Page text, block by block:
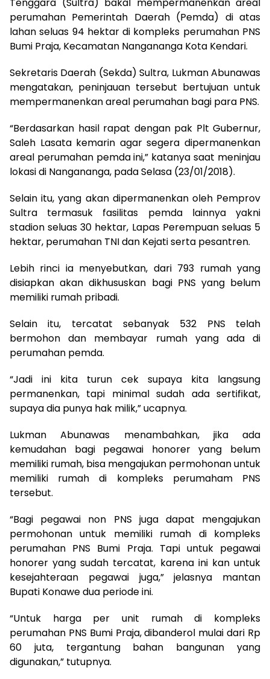
perumahan Pemerintah Daerah (Pemda) di atas
lahan seluas 94 hektar di kompleks perumahan PNS
Bumi Praja, Kecamatan Nangananga Kota Kendari.
Sekretaris Daerah (Sekda) Sultra, Lukman Abunawas
mengatakan, peninjauan tersebut bertujuan untuk
mempermanenkan areal perumahan bagi para PNS.
“Berdasarkan hasil rapat dengan pak Plt Gubernur,
Saleh Lasata kemarin agar segera dipermanenkan
areal perumahan pemda ini,” katanya saat meninjau
lokasi di Nangananga, pada Selasa (23/01/2018).
Selain itu, yang akan dipermanenkan oleh Pemprov
Sultra termasuk fasilitas pemda lainnya yakni
stadion seluas 30 hektar, Lapas Perempuan seluas 5
hektar, perumahan TNI dan Kejati serta pesantren.
Lebih rinci ia menyebutkan, dari 793 rumah yang
disiapkan akan dikhususkan bagi PNS yang belum
memiliki rumah pribadi.
Selain itu, tercatat sebanyak 532 PNS telah
bermohon dan membayar rumah yang ada di
perumahan pemda.
“Jadi ini kita turun cek supaya kita langsung
permanenkan, tapi minimal sudah ada sertifikat,
supaya dia punya hak milik,” ucapnya.
Lukman Abunawas menambahkan, jika ada
kemudahan bagi pegawai honorer yang belum
memiliki rumah, bisa mengajukan permohonan untuk
memiliki rumah di kompleks perumaham PNS
tersebut.
“Bagi pegawai non PNS juga dapat mengajukan
permohonan untuk memiliki rumah di kompleks
perumahan PNS Bumi Praja. Tapi untuk pegawai
honorer yang sudah tercatat, karena ini kan untuk
kesejahteraan pegawai juga,” jelasnya mantan
Bupati Konawe dua periode ini.
“Untuk harga per unit rumah di kompleks
perumahan PNS Bumi Praja, dibanderol mulai dari Rp
60 juta, tergantung bahan bangunan yang
digunakan,” tutupnya.